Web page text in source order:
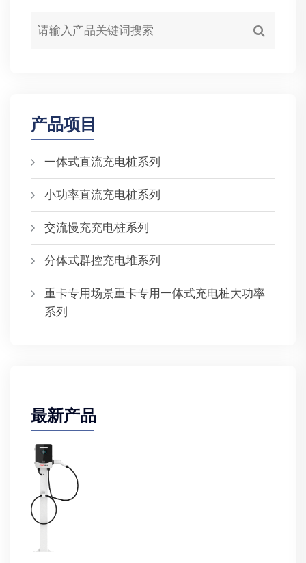
产品项目
一体式直流充电桩系列
小功率直流充电桩系列
交流慢充充电桩系列
分体式群控充电堆系列
重卡专用场景重卡专用一体式充电桩大功率
系列
最新产品